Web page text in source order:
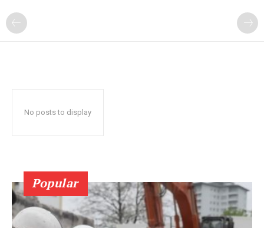
No posts to display
Popular